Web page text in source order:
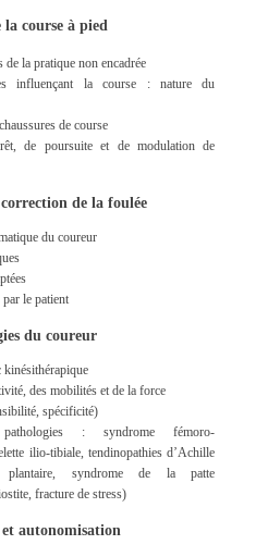
course à pied
la pratique non encadrée
influençant la course : nature du
de course
de poursuite et de modulation de
de la foulée
du coureur
le patient
du coureur
kinésithérapique
des mobilités et de la force
spécificité)
pathologies :syndrome fémoro-
ilio-tibiale, tendinopathies d’Achille
plantaire, syndrome de la patte
fracture de stress)
autonomisation